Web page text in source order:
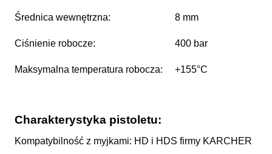
Średnica wewnętrzna: 8 mm
Ciśnienie robocze: 400 bar
Maksymalna temperatura robocza: +155°C
Charakterystyka pistoletu:
Kompatybilność z myjkami: HD i HDS firmy KARCHER